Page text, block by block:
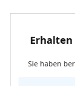
Erhalten
Sie haben